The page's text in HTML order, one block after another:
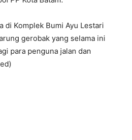
di Komplek Bumi Ayu Lestari
gerobak yang selama ini
para penguna jalan dan